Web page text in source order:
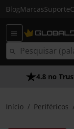
BlogMarcasSuporte
4.8 no
Início Periféricos